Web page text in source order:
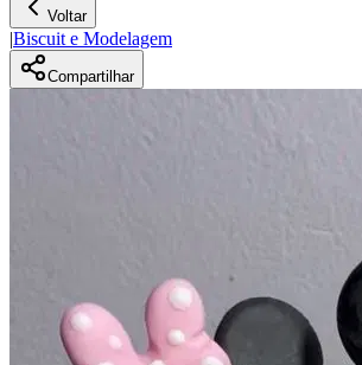
Voltar
|Biscuit e Modelagem
Compartilhar